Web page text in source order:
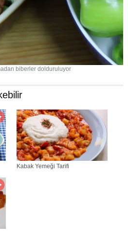
biberler dolduruluyor
Kabak Yemeği Tarifi